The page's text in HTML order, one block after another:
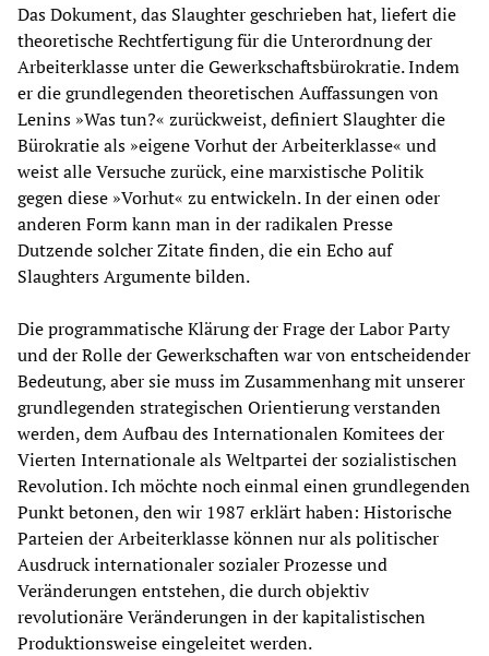
Das Dokument, das Slaughter geschrieben hat, liefert die
theoretische Rechtfertigung für die Unterordnung der
Arbeiterklasse unter die Gewerkschaftsbürokratie. Indem
er die grundlegenden theoretischen Auffassungen von
Lenins »Was tun?« zurückweist, definiert Slaughter die
Bürokratie als »eigene Vorhut der Arbeiterklasse« und
weist alle Versuche zurück, eine marxistische Politik
gegen diese »Vorhut« zu entwickeln. In der einen oder
anderen Form kann man in der radikalen Presse
Dutzende solcher Zitate finden, die ein Echo auf
Slaughters Argumente bilden.
Die programmatische Klärung der Frage der Labor Party
und der Rolle der Gewerkschaften war von entscheidender
Bedeutung, aber sie muss im Zusammenhang mit unserer
grundlegenden strategischen Orientierung verstanden
werden, dem Aufbau des Internationalen Komitees der
Vierten Internationale als Weltpartei der sozialistischen
Revolution. Ich möchte noch einmal einen grundlegenden
Punkt betonen, den wir 1987 erklärt haben: Historische
Parteien der Arbeiterklasse können nur als politischer
Ausdruck internationaler sozialer Prozesse und
Veränderungen entstehen, die durch objektiv
revolutionäre Veränderungen in der kapitalistischen
Produktionsweise eingeleitet werden.